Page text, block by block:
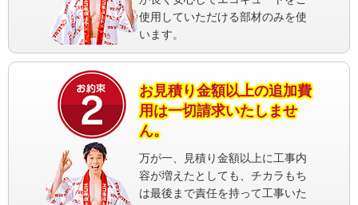
使用していただける部材のみを使
います。
お見積り金額以上の追加費
用は一切請求いたしませ
ん。
万が一、見積り金額以上に工事内
容が増えたとしても、チカラもち
は最後まで責任を持って工事いた